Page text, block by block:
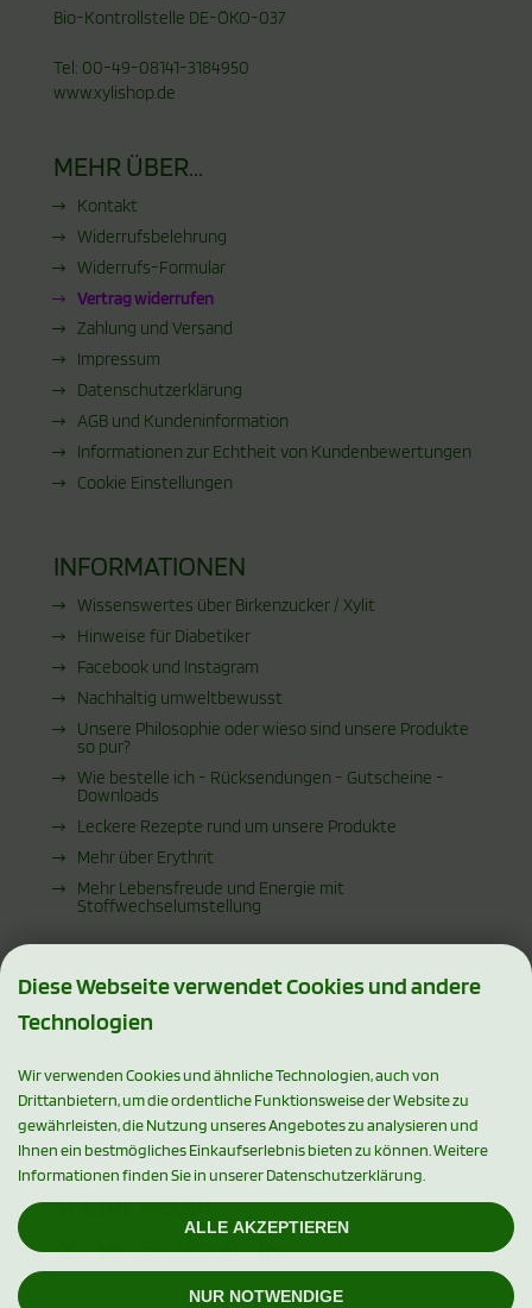
Bio-Kontrollstelle DE-ÖKO-037
Tel: 00-49-08141-3184950
www.xylishop.de
MEHR ÜBER...
Kontakt
Widerrufsbelehrung
Widerrufs-Formular
Vertrag widerrufen
Zahlung und Versand
Impressum
Datenschutzerklärung
AGB und Kundeninformation
Informationen zur Echtheit von Kundenbewertungen
Cookie Einstellungen
INFORMATIONEN
Wissenswertes über Birkenzucker / Xylit
Hinweise für Diabetiker
Facebook und Instagram
Nachhaltig umweltbewusst
Unsere Philosophie oder wieso sind unsere Produkte
so pur?
Wie bestelle ich - Rücksendungen - Gutscheine -
Downloads
Leckere Rezepte rund um unsere Produkte
Mehr über Erythrit
Mehr Lebensfreude und Energie mit
Stoffwechselumstellung
ZAHLUNGSMETHODEN
SOCIAL MEDIA
Diese Webseite verwendet Cookies und andere
Technologien
Wir verwenden Cookies und ähnliche Technologien, auch von
Drittanbietern, um die ordentliche Funktionsweise der Website zu
gewährleisten, die Nutzung unseres Angebotes zu analysieren und
Ihnen ein bestmögliches Einkaufserlebnis bieten zu können. Weitere
Informationen finden Sie in unserer Datenschutzerklärung.
ALLE AKZEPTIEREN
NUR NOTWENDIGE